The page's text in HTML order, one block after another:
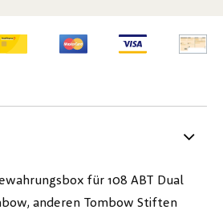
für 108 ABT Dual
anderen Tombow Stiften